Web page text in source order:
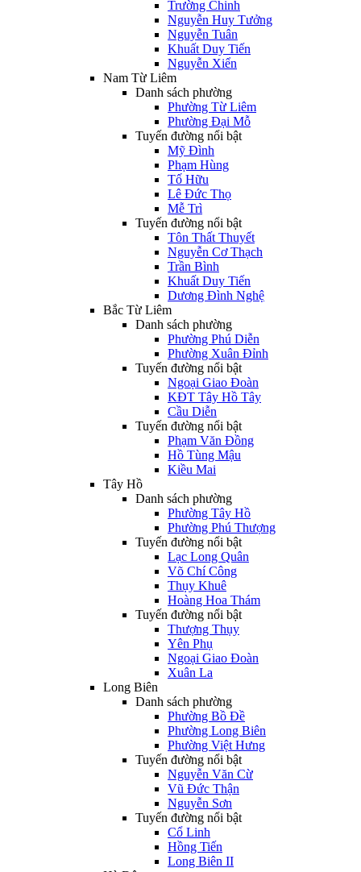
Trường Chinh
Nguyễn Huy Tưởng
Nguyễn Tuân
Khuất Duy Tiến
Nguyễn Xiển
Nam Từ Liêm
Danh sách phường
Phường Từ Liêm
Phường Đại Mỗ
Tuyến đường nổi bật
Mỹ Đình
Phạm Hùng
Tố Hữu
Lê Đức Thọ
Mễ Trì
Tuyến đường nổi bật
Tôn Thất Thuyết
Nguyễn Cơ Thạch
Trần Bình
Khuất Duy Tiến
Dương Đình Nghệ
Bắc Từ Liêm
Danh sách phường
Phường Phú Diễn
Phường Xuân Đỉnh
Tuyến đường nổi bật
Ngoại Giao Đoàn
KĐT Tây Hồ Tây
Cầu Diễn
Tuyến đường nổi bật
Phạm Văn Đồng
Hồ Tùng Mậu
Kiều Mai
Tây Hồ
Danh sách phường
Phường Tây Hồ
Phường Phú Thượng
Tuyến đường nổi bật
Lạc Long Quân
Võ Chí Công
Thụy Khuê
Hoàng Hoa Thám
Tuyến đường nổi bật
Thượng Thụy
Yên Phụ
Ngoại Giao Đoàn
Xuân La
Long Biên
Danh sách phường
Phường Bồ Đề
Phường Long Biên
Phường Việt Hưng
Tuyến đường nổi bật
Nguyễn Văn Cừ
Vũ Đức Thận
Nguyễn Sơn
Tuyến đường nổi bật
Cổ Linh
Hồng Tiến
Long Biên II